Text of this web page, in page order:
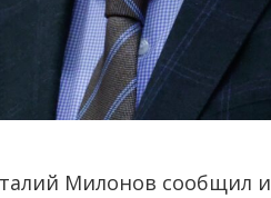
Милонов сообщил